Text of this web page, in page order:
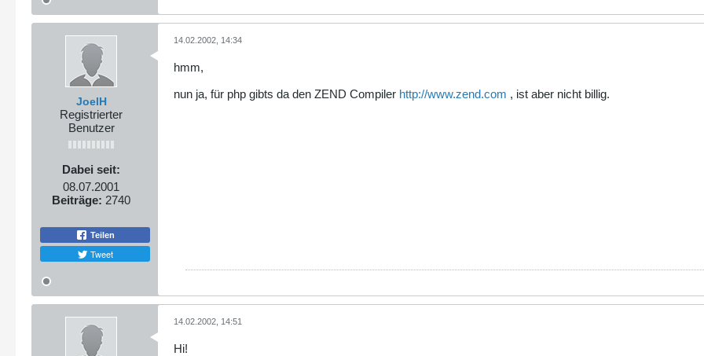
JoelH
Registrierter
Benutzer
Dabei seit:
08.07.2001
Beiträge: 2740
Teilen
Tweet
14.02.2002, 14:34
hmm,
nun ja, für php gibts da den ZEND Compiler http://www.zend.com , ist aber nicht billig.
14.02.2002, 14:51
Hi!